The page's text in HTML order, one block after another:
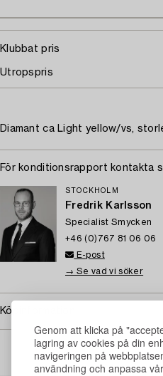
Genom att klicka på
lagring av cookies på din
navigeringen på
användning och anpassa
Klubbat pris
Utropspris
Diamant ca Light yellow/vs,
För konditionsrapport kontakta
STOCKHOLM
Fredrik Karlsson
Specialist Smycken
+46 (0)767 81 06 06
E-post
→ Se vad vi söker
Köpinformation